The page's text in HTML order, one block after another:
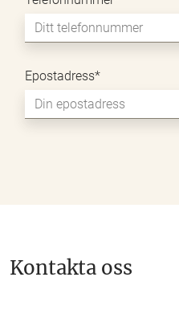
Epostadress*
Kontakta oss